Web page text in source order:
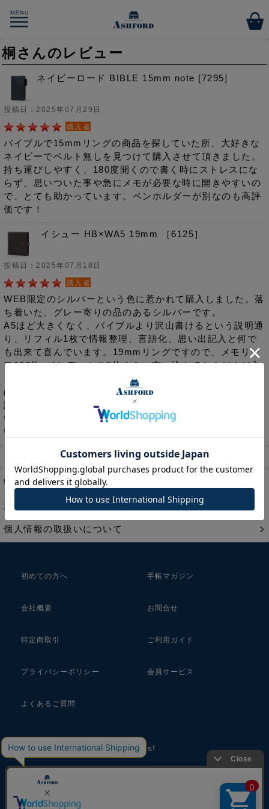
桐さんのレビュー
ネイビーロード BIBLE 15mm note [7295]
投稿日：2025年07月29日
購入者
バイブルで15mmリングの商品を探していた所、大好きな
ネイビーでベルト無しを見つけて購入させて頂きました。
持ち運びしやすく、180度開くので書く時にストレスにな
らず、思いついた事や急にメモが必要な時に開きやすいの
で、とても助かっています。ペンホルダーが別なのも高評
価です！
イシュー HB×WA5 19mm ［6125］
投稿日：2025年07月18日
購入者
WEB限定のシルバーという色に惹かれて購入しました。落
ち着いた、グレー寄りの品のあるシルバーです。
A5ほど大きくなく、バイブルより沢山書けるという説明通
り、リフィル1枚で情報整理、言語化、思い出記入と何で
も出来て喜んでいます。19mmリングですので、メモリー
フ100枚+インデックス5枚くらい突っ込んでもまだまだ入
ります。HB×WA5はバイブルも（ナローも）穴を追加すれ
ばミニ6も綴じられるのが最高ですね。
詰め込めばそれなりに重いので、持ち運びには愛が必要と
いう事も分かり、大満足な買い物でした。ありがとうござ
います。
マイページ カート
特定商取引法に基づく表示
送料とお支払い方法について
個人情報の取扱いについて
初めての方へ 手帳マガジン
会社概要 お問合せ
特定商取引 ご利用ガイド
プライバシーポリシー 会員サービス
よくあるご質問
follow us!